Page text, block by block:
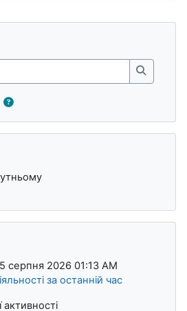
Знайти
серпня 2026 01:13 AM
за останній час